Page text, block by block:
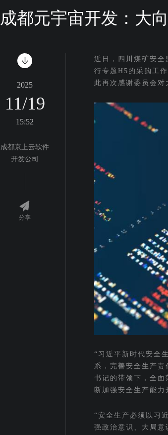
成都元宇宙开发：大
2025
11/19
15:52
成都京上云软件
开发公司
分享
近日，四川煤矿安全
行专题H5的采购工
此再次感谢委员会对
“习近平新时代安全
系，完善安全生产
书记的带领下，全
断加强安全生产能力
“安全生产必须以习
强政治意识、大局